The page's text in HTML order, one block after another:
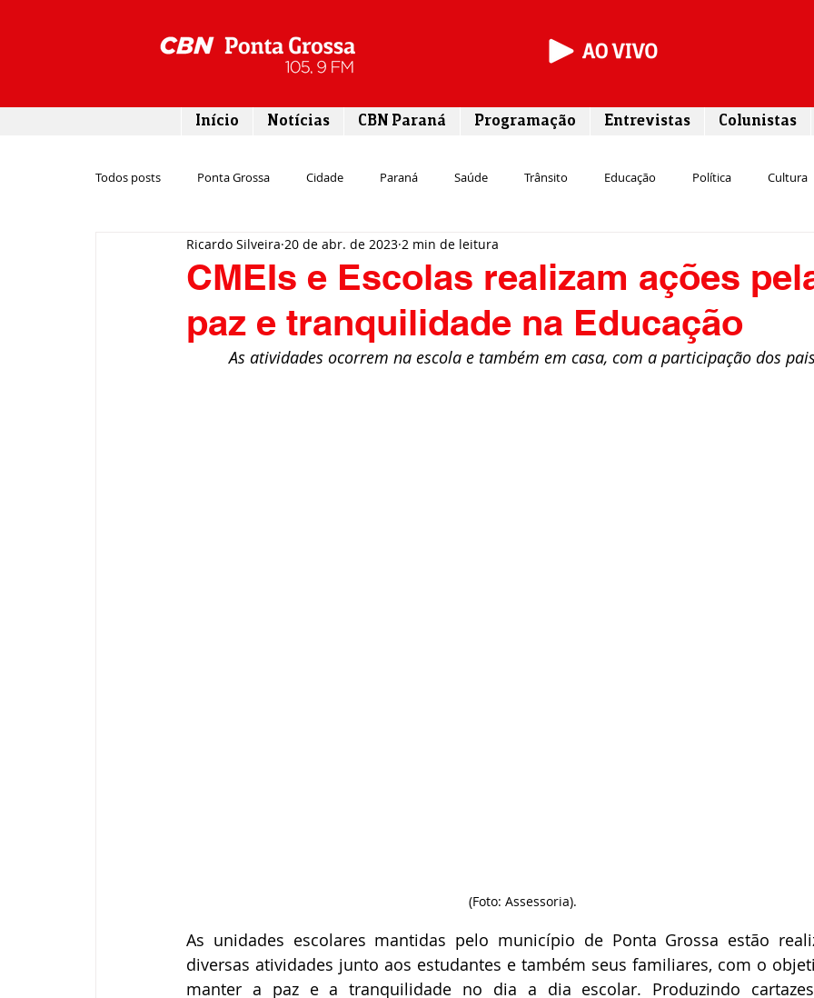
Início Notícias CBN Paraná Programação Entrevistas Colunistas
Todos posts Ponta Grossa Cidade Paraná Saúde Trânsito Educação Política Cultura
Emprego Campos Gerais Segurança
Rodovias Agronegócio Meio ambiente Comunicação Empreendedorismo
CMEIs e Escolas realizam ações
paz e tranquilidade na Educação
Ricardo Silveira 20 de abr. de 2023 2 min de leitura
As atividades ocorrem na escola e também em casa, com a participação dos
(Foto: Assessoria).
As unidades escolares mantidas pelo município de Ponta Grossa estão
diversas atividades junto aos estudantes e também seus familiares, com o
manter a paz e a tranquilidade no dia a dia escolar. Produzindo